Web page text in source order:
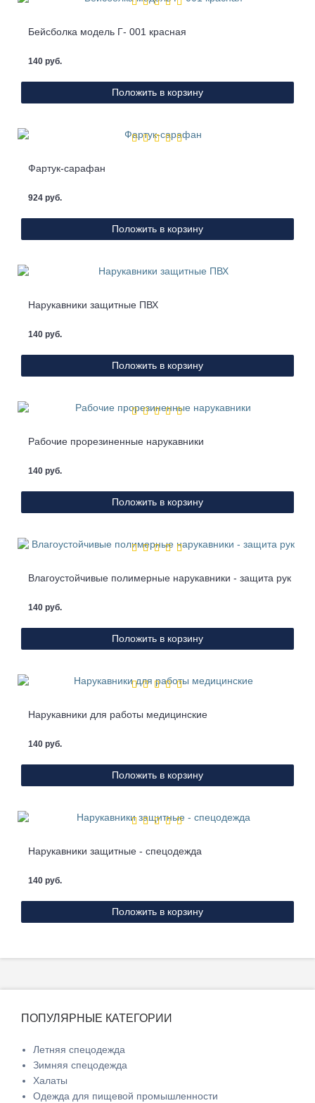
Бейсболка модель Г- 001 красная
140 руб.
Положить в корзину
Фартук-сарафан
924 руб.
Положить в корзину
Нарукавники защитные ПВХ
140 руб.
Положить в корзину
Рабочие прорезиненные нарукавники
140 руб.
Положить в корзину
Влагоустойчивые полимерные нарукавники - защита рук
140 руб.
Положить в корзину
Нарукавники для работы медицинские
140 руб.
Положить в корзину
Нарукавники защитные - спецодежда
140 руб.
Положить в корзину
ПОПУЛЯРНЫЕ КАТЕГОРИИ
Летняя спецодежда
Зимняя спецодежда
Халаты
Одежда для пищевой промышленности